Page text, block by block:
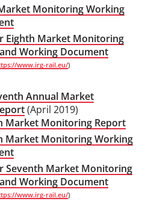
Monitoring Working
Eighth Market Monitoring
Working Document
www.irg-rail.eu/)
Annual Market
(April 2019)
Market Monitoring Report
Market Monitoring Working
Seventh Market Monitoring
Working Document
www.irg-rail.eu/)